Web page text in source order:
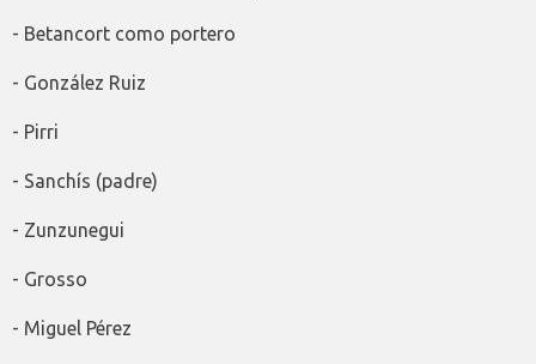
- Betancort como portero
- González Ruiz
- Pirri
- Sanchís (padre)
- Zunzunegui
- Grosso
- Miguel Pérez